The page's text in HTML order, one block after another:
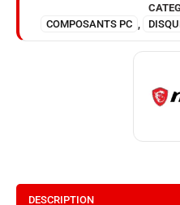
COMPOSANTS PC
DESCRIPTION